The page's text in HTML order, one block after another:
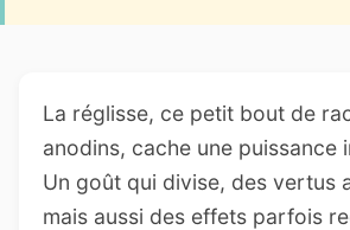
La réglisse, ce petit bout de
anodins, cache une puissance
Un goût qui divise, des vertus
mais aussi des effets parfois